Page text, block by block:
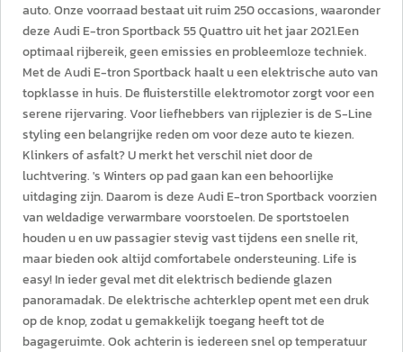
auto. Onze voorraad bestaat uit ruim 250 occasions, waaronder
deze Audi E-tron Sportback 55 Quattro uit het jaar 2021.Een
optimaal rijbereik, geen emissies en probleemloze techniek.
Met de Audi E-tron Sportback haalt u een elektrische auto van
topklasse in huis. De fluisterstille elektromotor zorgt voor een
serene rijervaring. Voor liefhebbers van rijplezier is de S-Line
styling een belangrijke reden om voor deze auto te kiezen.
Klinkers of asfalt? U merkt het verschil niet door de
luchtvering. 's Winters op pad gaan kan een behoorlijke
uitdaging zijn. Daarom is deze Audi E-tron Sportback voorzien
van weldadige verwarmbare voorstoelen. De sportstoelen
houden u en uw passagier stevig vast tijdens een snelle rit,
maar bieden ook altijd comfortabele ondersteuning. Life is
easy! In ieder geval met dit elektrisch bediende glazen
panoramadak. De elektrische achterklep opent met een druk
op de knop, zodat u gemakkelijk toegang heeft tot de
bagageruimte. Ook achterin is iedereen snel op temperatuur